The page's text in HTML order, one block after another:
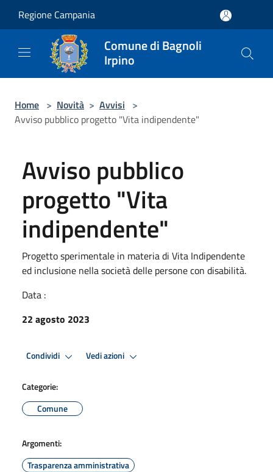
Regione Campania
Comune di Bagnoli
Irpino
Home > Novità > Avvisi >
Avviso pubblico progetto "Vita indipendente"
Avviso pubblico
progetto "Vita
indipendente"
Progetto sperimentale in materia di Vita Indipendente
ed inclusione nella società delle persone con disabilità.
Data :
22 agosto 2023
Condividi Vedi azioni
Categorie:
Comune
Argomenti:
Trasparenza amministrativa